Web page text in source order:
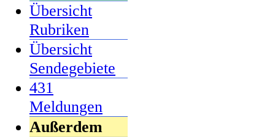
Übersicht
Rubriken
Übersicht
Sendegebiete
431
Meldungen
Außerdem